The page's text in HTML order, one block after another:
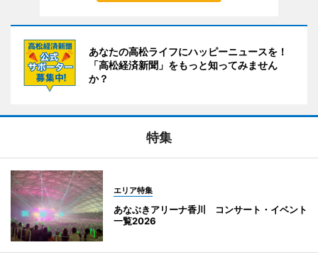
あなたの高松ライフにハッピーニュースを！
「高松経済新聞」をもっと知ってみません
か？
特集
エリア特集
あなぶきアリーナ香川 コンサート・イベント
一覧2026